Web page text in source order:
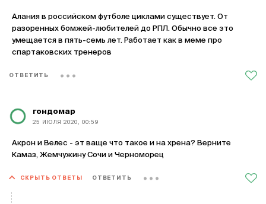
Алания в российском футболе циклами существует. От
разоренных бомжей-любителей до РПЛ. Обычно все это
умещается в пять-семь лет. Работает как в меме про
спартаковских тренеров
ОТВЕТИТЬ
гондомар
25 ИЮЛЯ 2020, 00:59
Акрон и Велес - эт ваще что такое и на хрена? Верните
Камаз, Жемчужину Сочи и Черноморец
СКРЫТЬ ОТВЕТЫ ОТВЕТИТЬ